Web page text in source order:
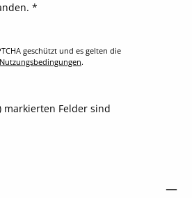
*
geschützt und es gelten die
Nutzungsbedingungen.
markierten Felder sind